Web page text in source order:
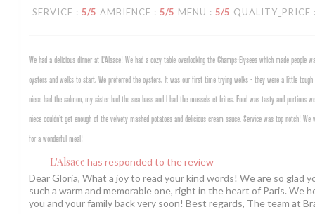
SERVICE : 5/5 AMBIENCE : 5/5 MENU : 5/5 QUALITY_PRICE
We had a delicious dinner at L’Alsace! We had a cozy table overlooking the Champs-Elysees which made people
oysters and welks to start. We preferred the oysters. It was our first time trying welks - they were a little tough
niece had the salmon, my sister had the sea bass and I had the mussels et frites. Food was tasty and portions
niece couldn’t get enough of the velvety mashed potatoes and delicious cream sauce. Service was top notch! We
for a wonderful meal!
L'Alsace has responded to the review
Dear Gloria, What a joy to read your kind words! We are so glad
such a warm and memorable one, right in the heart of Paris. We
you and your family back very soon! Best regards, The team at